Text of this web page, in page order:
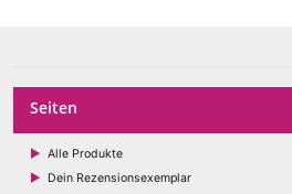
Seiten
Alle Produkte
Dein Rezensionsexemplar